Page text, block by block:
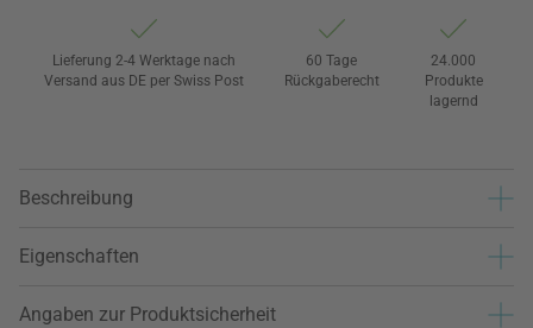
Lieferung 2-4 Werktage nach
Versand aus DE per Swiss Post
60 Tage
Rückgaberecht
24.000
Produkte
lagernd
Beschreibung
Eigenschaften
Angaben zur Produktsicherheit